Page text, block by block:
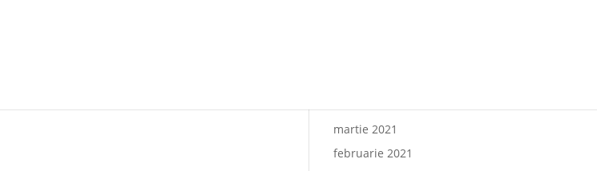
martie 2021
februarie 2021